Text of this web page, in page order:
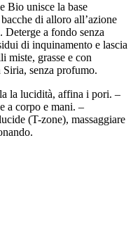
Bio unisce la base
di alloro all’azione
Deterge a fondo senza
di inquinamento e lascia
miste, grasse e con
senza profumo.
la lucidità, affina i pori. –
a corpo e mani. –
(T-zone), massaggiare